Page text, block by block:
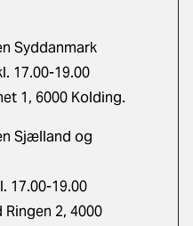
Syddanmark
17.00-19.00
1, 6000 Kolding.
Sjælland og
17.00-19.00
2, 4000